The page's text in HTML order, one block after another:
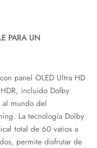
PARA UN
panel OLED Ultra HD
incluido Dolby
al mundo del
La tecnología Dolby
total de 60 vatios a
permite disfrutar de